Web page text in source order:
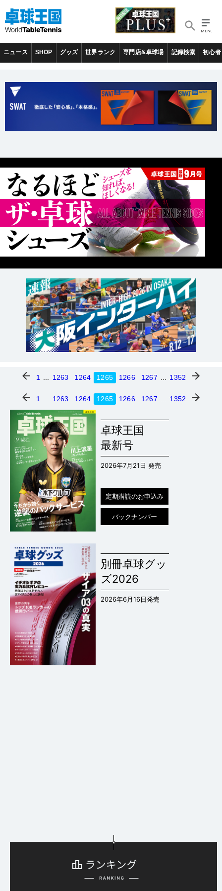
ニュース SHOP グッズ 世界ランク 専門店&卓球場 記録検索 初心者
1 1263 1264 1265 1266 1267 1352
1 1263 1264 1265 1266 1267 1352
卓球王国
最新号
2026年7月21日 発売
定期購読のお申込み
バックナンバー
別冊卓球グッ
ズ2026
2026年6月16日発売